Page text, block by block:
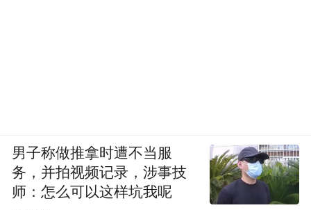
男子称做推拿时遭不当服
务，并拍视频记录，涉事技
师：怎么可以这样坑我呢